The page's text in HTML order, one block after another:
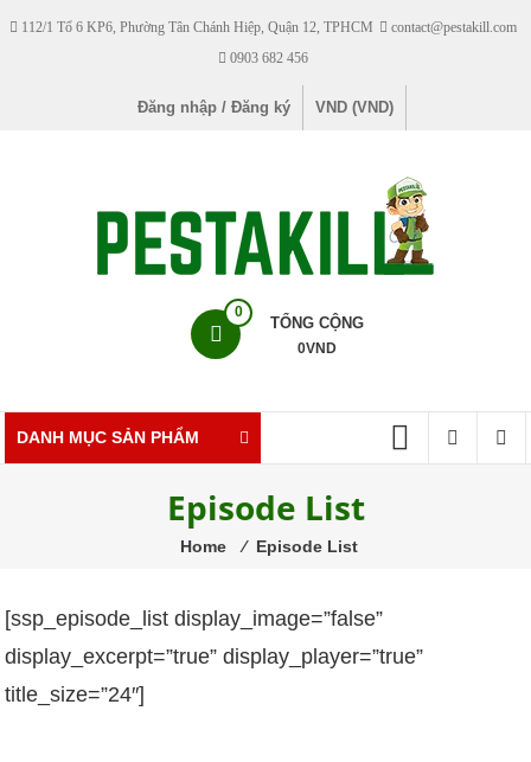
Skip112/1 Tổ 6 KP6, Phường Tân Chánh Hiệp, Quận 12, TPHCM
contact@pestakill.com
0903 682 456
Đăng nhập / Đăng ký VND (VND)
0
TỔNG CỘNG
0VND
DANH MỤC SẢN PHẨM
Episode List
Home ⁄ Episode List
[ssp_episode_list display_image=”false”
display_excerpt=”true” display_player=”true”
title_size=”24″]